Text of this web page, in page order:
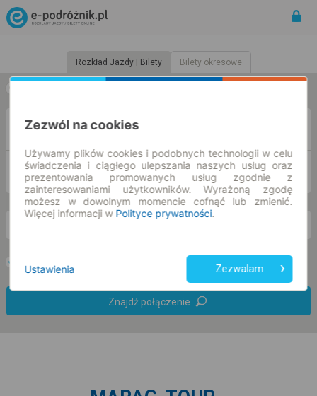
Rozkład Jazdy | Bilety Bilety okresowe
Z
DO
Znajdź połączenie
Zezwól na cookies
Używamy plików cookies i podobnych technologii w celu
świadczenia i ciągłego ulepszania naszych usług oraz
prezentowania promowanych usług zgodnie z
zainteresowaniami użytkowników. Wyrażoną zgodę
możesz w dowolnym momencie cofnąć lub zmienić.
Więcej informacji w Polityce prywatności.
Ustawienia Zezwalam